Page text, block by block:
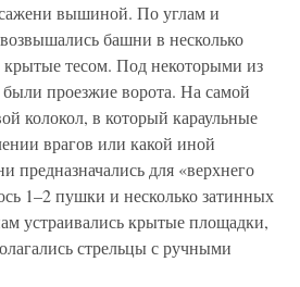
вышиной. По углам и
башни в несколько
крытые тесом. Под некоторыми из
проезжие ворота. На самой
колокол, в который караульные
врагов или какой иной
предназначались для «верхнего
1–2 пушки и несколько затинных
устраивались крытые площадки,
стрельцы с ручными